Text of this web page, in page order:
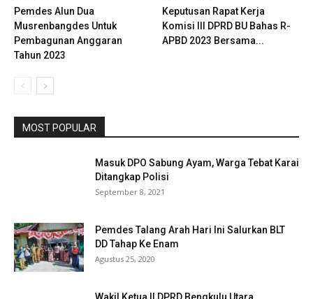
Pemdes Alun Dua
Musrenbangdes Untuk
Pembagunan Anggaran
Tahun 2023
Keputusan Rapat Kerja
Komisi III DPRD BU Bahas R-
APBD 2023 Bersama...
MOST POPULAR
Masuk DPO Sabung Ayam, Warga Tebat Karai
Ditangkap Polisi
September 8, 2021
Pemdes Talang Arah Hari Ini Salurkan BLT
DD Tahap Ke Enam
Agustus 25, 2020